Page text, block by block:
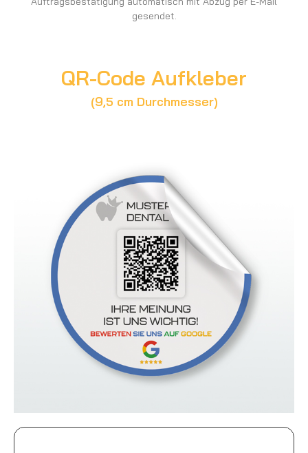
gesendet.
QR-Code Aufkleber
(9,5 cm Durchmesser)